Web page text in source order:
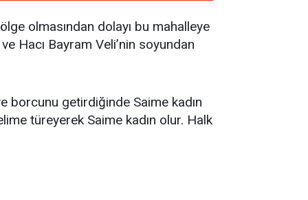
olmasından dolayı bu mahalleye
Hacı Bayram Veli’nin soyundan
borcunu getirdiğinde Saime kadın
türeyerek Saime kadın olur. Halk